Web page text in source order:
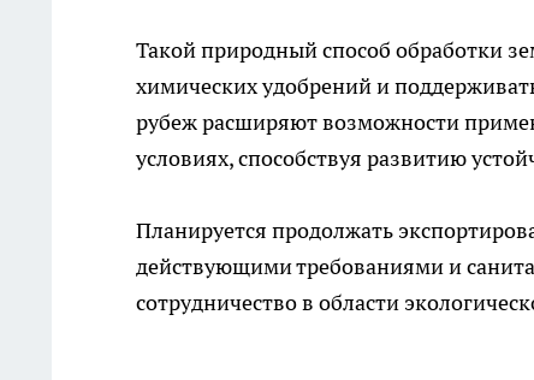
Такой природный способ обработки
химических удобрений и
рубеж расширяют возможности
условиях, способствуя развитию
Планируется продолжать
действующими требованиями и
сотрудничество в области